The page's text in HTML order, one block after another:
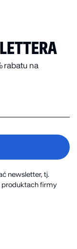
rabatu na
newsletter, tj.
produktach firmy